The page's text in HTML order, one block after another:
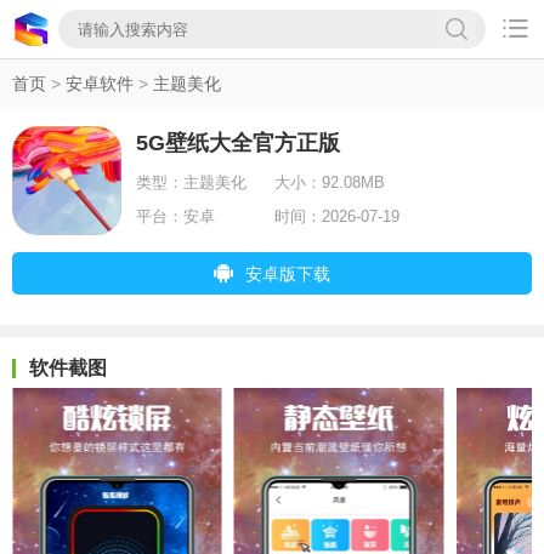

首页 > 安卓软件 > 主题美化
5G壁纸大全官方正版
类型： 主题美化 大小： 92.08MB
平台： 安卓 时间： 2026-07-19
安卓版下载
软件截图